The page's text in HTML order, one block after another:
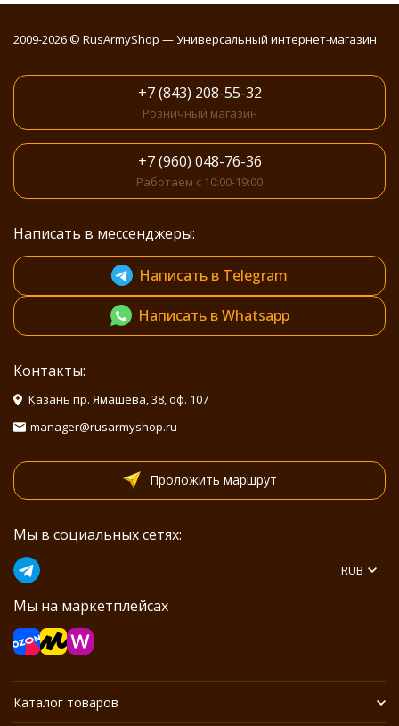
2009-2026 © RusArmyShop — Универсальный интернет-магазин
+7 (843) 208-55-32
Розничный магазин
+7 (960) 048-76-36
Работаем с 10:00-19:00
Написать в мессенджеры:
Написать в Telegram
Написать в Whatsapp
Контакты:
Казань пр. Ямашева, 38, оф. 107
manager@rusarmyshop.ru
Проложить маршрут
Мы в социальных сетях:
Мы на маркетплейсах
RUB
Каталог товаров